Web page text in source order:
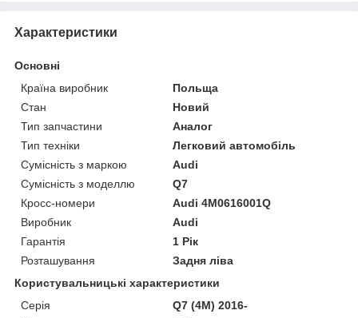
Характеристики
Основні
Країна виробник
Польща
Стан
Новий
Тип запчастини
Аналог
Тип техніки
Легковий автомобіль
Сумісність з маркою
Audi
Сумісність з моделлю
Q7
Кросс-номери
Audi 4M0616001Q
Виробник
Audi
Гарантія
1 Рік
Розташування
Задня ліва
Користувальницькі характеристики
Серія
Q7 (4M) 2016-